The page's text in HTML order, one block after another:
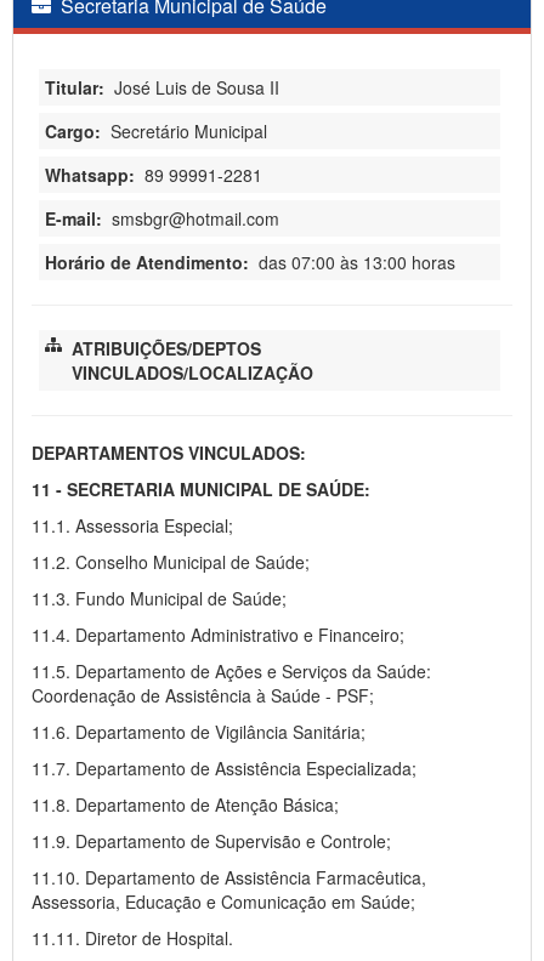
Secretaria Municipal de Saúde
Titular: José Luis de Sousa II
Cargo: Secretário Municipal
Whatsapp: 89 99991-2281
E-mail: smsbgr@hotmail.com
Horário de Atendimento: das 07:00 às 13:00 horas
ATRIBUIÇÕES/DEPTOS
VINCULADOS/LOCALIZAÇÃO
DEPARTAMENTOS VINCULADOS:
11 - SECRETARIA MUNICIPAL DE SAÚDE:
11.1. Assessoria Especial;
11.2. Conselho Municipal de Saúde;
11.3. Fundo Municipal de Saúde;
11.4. Departamento Administrativo e Financeiro;
11.5. Departamento de Ações e Serviços da Saúde:
Coordenação de Assistência à Saúde - PSF;
11.6. Departamento de Vigilância Sanitária;
11.7. Departamento de Assistência Especializada;
11.8. Departamento de Atenção Básica;
11.9. Departamento de Supervisão e Controle;
11.10. Departamento de Assistência Farmacêutica,
Assessoria, Educação e Comunicação em Saúde;
11.11. Diretor de Hospital.